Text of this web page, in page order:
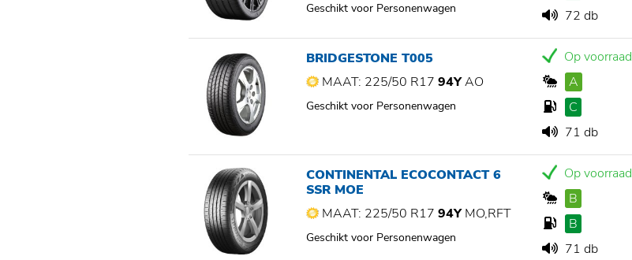
Geschikt voor Personenwagen
72 db
BRIDGESTONE T005
MAAT: 225/50 R1794YAO
Geschikt voor Personenwagen
Op voorraad
A
C
71 db
CONTINENTAL ECOCONTACT 6
SSR MOE
MAAT: 225/50 R1794YMO,RFT
Geschikt voor Personenwagen
Op voorraad
B
B
71 db